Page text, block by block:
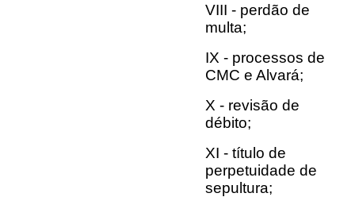
VIII - perdão de
multa;
IX - processos de
CMC e Alvará;
X - revisão de
débito;
XI - título de
perpetuidade de
sepultura;